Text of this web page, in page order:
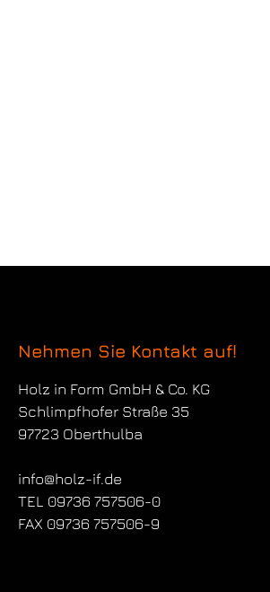
Nehmen Sie Kontakt auf!
Holz in Form GmbH & Co. KG
Schlimpfhofer Straße 35
97723 Oberthulba
info@holz-if.de
TEL 09736 757506-0
FAX 09736 757506-9